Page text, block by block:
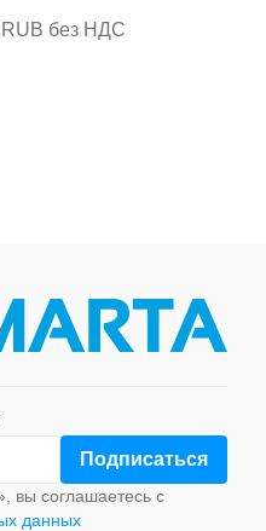
RUB без НДС
вы соглашаетесь с
данных